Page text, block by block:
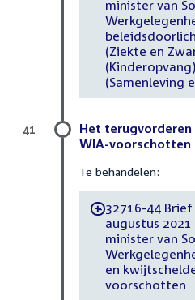
minister van
(Ziekte en
(Samenleving
Het
WIA-voorschotten
Te behandelen:
-32716-44
augustus 2021
minister van
en
voorschotten
41